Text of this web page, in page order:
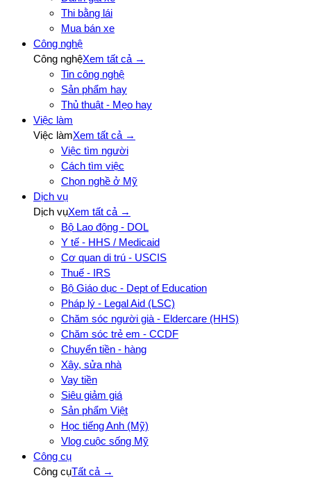
Thi bằng lái
Mua bán xe
Công nghệ
Công nghệXem tất cả →
Tin công nghệ
Sản phẩm hay
Thủ thuật - Mẹo hay
Việc làm
Việc làmXem tất cả →
Việc tìm người
Cách tìm việc
Chọn nghề ở Mỹ
Dịch vụ
Dịch vụXem tất cả →
Bộ Lao động - DOL
Y tế - HHS / Medicaid
Cơ quan di trú - USCIS
Thuế - IRS
Bộ Giáo dục - Dept of Education
Pháp lý - Legal Aid (LSC)
Chăm sóc người già - Eldercare (HHS)
Chăm sóc trẻ em - CCDF
Chuyển tiền - hàng
Xây, sửa nhà
Vay tiền
Siêu giảm giá
Sản phẩm Việt
Học tiếng Anh (Mỹ)
Vlog cuộc sống Mỹ
Công cụ
Công cụTất cả →